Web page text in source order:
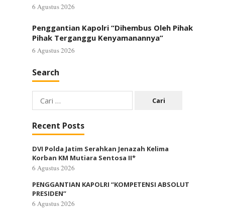
6 Agustus 2026
Penggantian Kapolri “Dihembus Oleh Pihak
Pihak Terganggu Kenyamanannya”
6 Agustus 2026
Search
Cari
untuk:
Recent Posts
DVI Polda Jatim Serahkan Jenazah Kelima
Korban KM Mutiara Sentosa II*
6 Agustus 2026
PENGGANTIAN KAPOLRI “KOMPETENSI ABSOLUT
PRESIDEN”
6 Agustus 2026